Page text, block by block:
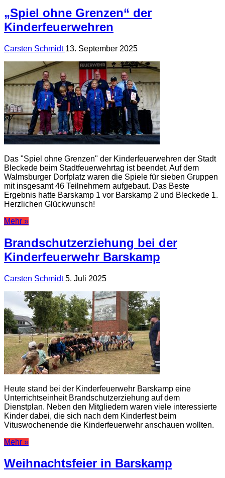
„Spiel ohne Grenzen“ der
Kinderfeuerwehren
Carsten Schmidt 13. September 2025
Das "Spiel ohne Grenzen" der Kinderfeuerwehren der Stadt
Bleckede beim Stadtfeuerwehrtag ist beendet. Auf dem
Walmsburger Dorfplatz waren die Spiele für sieben Gruppen
mit insgesamt 46 Teilnehmern aufgebaut. Das Beste
Ergebnis hatte Barskamp 1 vor Barskamp 2 und Bleckede 1.
Herzlichen Glückwunsch!
Mehr »
Brandschutzerziehung bei der
Kinderfeuerwehr Barskamp
Carsten Schmidt5. Juli 2025
Heute stand bei der Kinderfeuerwehr Barskamp eine
Unterrichtseinheit Brandschutzerziehung auf dem
Dienstplan. Neben den Mitgliedern waren viele interessierte
Kinder dabei, die sich nach dem Kinderfest beim
Vituswochenende die Kinderfeuerwehr anschauen wollten.
Mehr »
Weihnachtsfeier in Barskamp